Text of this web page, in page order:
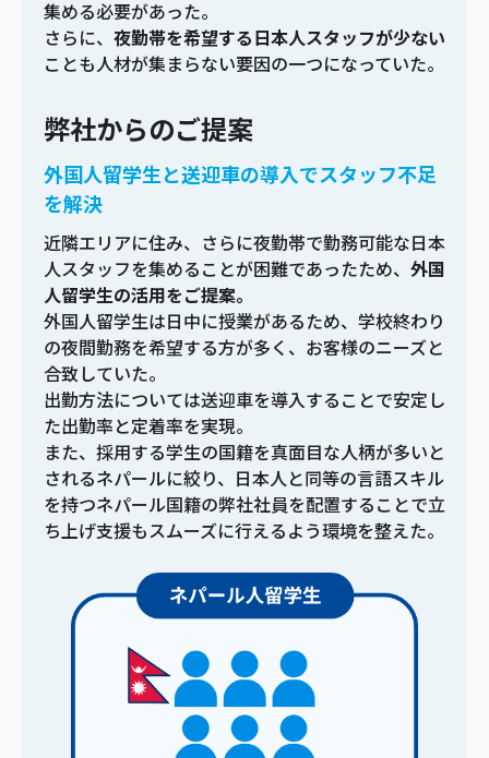
集める必要があった。
さらに、 夜勤帯を希望する日本人スタッフが少ない
ことも人材が集まらない要因の一つになっていた。
弊社からのご提案
外国人留学生と送迎車の導入でスタッフ不足
を解決
近隣エリアに住み、さらに夜勤帯で勤務可能な日本
人スタッフを集めることが困難であったため、 外国
人留学生の活用をご提案。
外国人留学生は日中に授業があるため、学校終わり
の夜間勤務を希望する方が多く、お客様のニーズと
合致していた。
出勤方法については送迎車を導入することで安定し
た出勤率と定着率を実現。
また、採用する学生の国籍を真面目な人柄が多いと
されるネパールに絞り、日本人と同等の言語スキル
を持つネパール国籍の弊社社員を配置することで立
ち上げ支援もスムーズに行えるよう環境を整えた。